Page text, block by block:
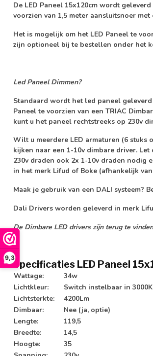
9,3
De LED Paneel 15x120cm wordt
voorzien van 1,5 meter aansluitsnoer
Het is mogelijk om het LED Paneel te
zijn optioneel bij te bestellen onder het
Led Paneel Dimmen?
Standaard wordt het led paneel geleverd
Paneel te voorzien van een TRIAC
kunt u het paneel rechtstreeks op 230v
Wilt u meerdere LED armaturen (6 stuks
kijken naar een 1-10v dimbare driver. Let
230v draden ook 2x 1-10v draden nodig
in het merk Lifud of Boke (afhankelijk
Maak je gebruik van een DALI systeem?
Dali Drivers worden geleverd in merk
De Dimbare LED drivers zijn terug te
Specificaties LED Paneel
Wattage:
34w
Lichtkleur:
Switch instelbaar in 3000K
Lichtsterkte:
4200Lm
Dimbaar:
Nee (ja, optie)
Lengte:
119,5
Breedte:
14,5
Hoogte:
35